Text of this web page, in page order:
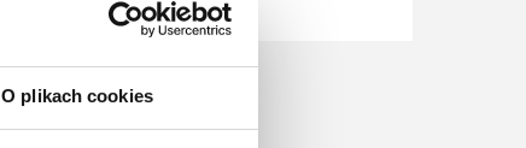
O plikach cookies